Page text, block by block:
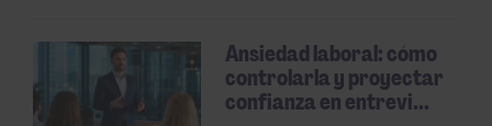
Ansiedad laboral: cómo
controlarla y proyectar
confianza en entrevi...